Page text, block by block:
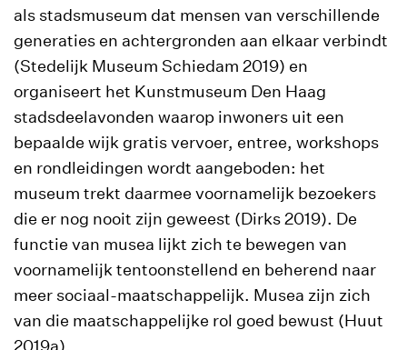
als stadsmuseum dat mensen van verschillende
generaties en achtergronden aan elkaar verbindt
(Stedelijk Museum Schiedam 2019) en
organiseert het Kunstmuseum Den Haag
stadsdeelavonden waarop inwoners uit een
bepaalde wijk gratis vervoer, entree, workshops
en rondleidingen wordt aangeboden: het
museum trekt daarmee voornamelijk bezoekers
die er nog nooit zijn geweest (Dirks 2019). De
functie van musea lijkt zich te bewegen van
voornamelijk tentoonstellend en beherend naar
meer sociaal-maatschappelijk. Musea zijn zich
van die maatschappelijke rol goed bewust (Huut
2019a).